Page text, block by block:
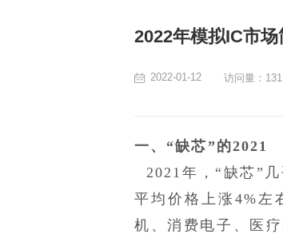
2022年模拟IC市场
2022-01-12 访问量：
一、 “缺芯”的2021
2021年，“缺芯”
平均价格上涨4%左
机、消费电子、医